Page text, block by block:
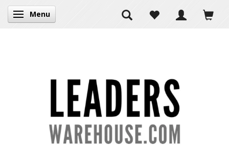
Skifte navigation
Menu